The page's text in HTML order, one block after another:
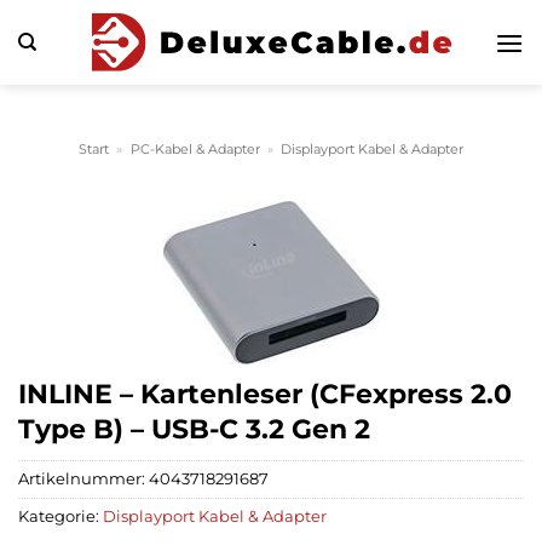
Inhalt
Start » PC-Kabel & Adapter » Displayport Kabel & Adapter
INLINE – Kartenleser (CFexpress 2.0
Type B) – USB-C 3.2 Gen 2
Artikelnummer: 4043718291687
Kategorie: Displayport Kabel & Adapter